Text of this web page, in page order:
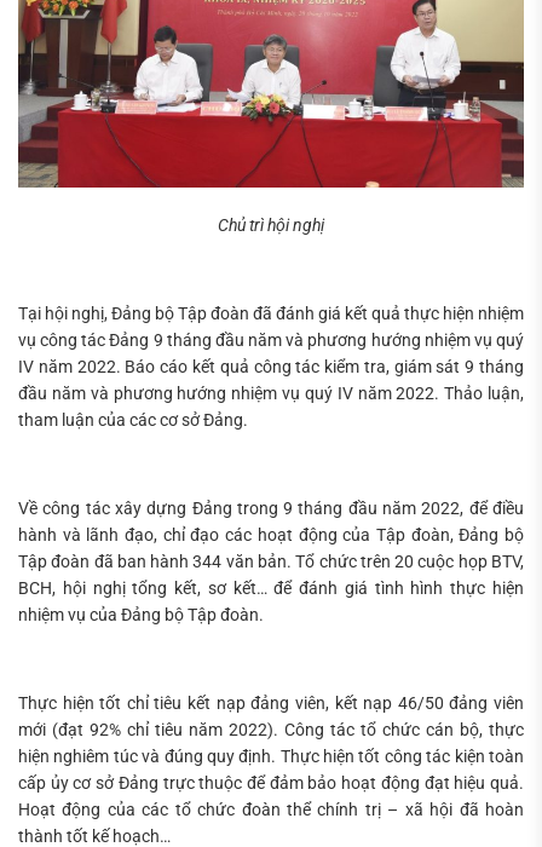
Chủ trì hội nghị
Tại hội nghị, Đảng bộ Tập đoàn đã đánh giá kết quả thực hiện nhiệm
vụ công tác Đảng 9 tháng đầu năm và phương hướng nhiệm vụ quý
IV năm 2022. Báo cáo kết quả công tác kiểm tra, giám sát 9 tháng
đầu năm và phương hướng nhiệm vụ quý IV năm 2022. Thảo luận,
tham luận của các cơ sở Đảng.
Về công tác xây dựng Đảng trong 9 tháng đầu năm 2022, để điều
hành và lãnh đạo, chỉ đạo các hoạt động của Tập đoàn, Đảng bộ
Tập đoàn đã ban hành 344 văn bản. Tổ chức trên 20 cuộc họp BTV,
BCH, hội nghị tổng kết, sơ kết… để đánh giá tình hình thực hiện
nhiệm vụ của Đảng bộ Tập đoàn.
Thực hiện tốt chỉ tiêu kết nạp đảng viên, kết nạp 46/50 đảng viên
mới (đạt 92% chỉ tiêu năm 2022). Công tác tổ chức cán bộ, thực
hiện nghiêm túc và đúng quy định. Thực hiện tốt công tác kiện toàn
cấp ủy cơ sở Đảng trực thuộc để đảm bảo hoạt động đạt hiệu quả.
Hoạt động của các tổ chức đoàn thể chính trị – xã hội đã hoàn
thành tốt kế hoạch…